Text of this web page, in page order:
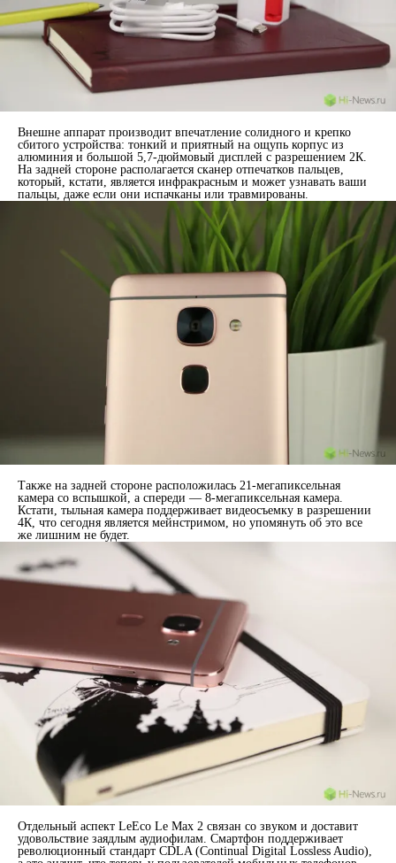
Внешне аппарат производит впечатление солидного и крепко
сбитого устройства: тонкий и приятный на ощупь корпус из
алюминия и большой 5,7-дюймовый дисплей с разрешением 2К.
На задней стороне располагается сканер отпечатков пальцев,
который, кстати, является инфракрасным и может узнавать ваши
пальцы, даже если они испачканы или травмированы.
Также на задней стороне расположилась 21-мегапиксельная
камера со вспышкой, а спереди — 8-мегапиксельная камера.
Кстати, тыльная камера поддерживает видеосъемку в разрешении
4К, что сегодня является мейнстримом, но упомянуть об это все
же лишним не будет.
Отдельный аспект LeEco Le Max 2 связан со звуком и доставит
удовольствие заядлым аудиофилам. Смартфон поддерживает
революционный стандарт CDLA (Continual Digital Lossless Audio),